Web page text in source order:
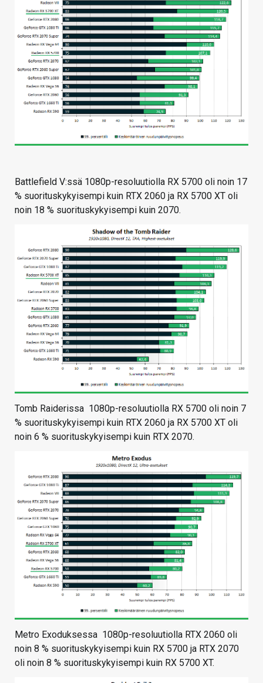
Battlefield V:ssä 1080p-resoluutiolla RX 5700 oli noin 17
% suorituskykyisempi kuin RTX 2060 ja RX 5700 XT oli
noin 18 % suorituskykyisempi kuin 2070.
Tomb Raiderissa 1080p-resoluutiolla RX 5700 oli noin 7
% suorituskykyisempi kuin RTX 2060 ja RX 5700 XT oli
noin 6 % suorituskykyisempi kuin RTX 2070.
Metro Exoduksessa 1080p-resoluutiolla RTX 2060 oli
noin 8 % suorituskykyisempi kuin RX 5700 ja RTX 2070
oli noin 8 % suorituskykyisempi kuin RX 5700 XT.